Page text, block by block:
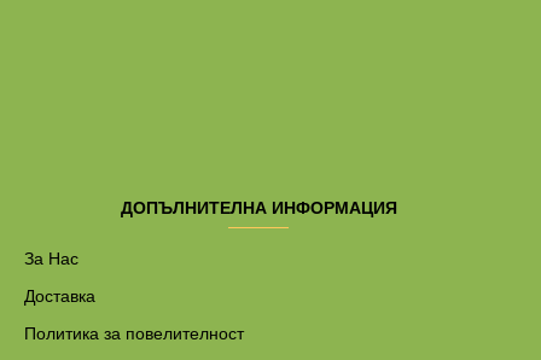
ДОПЪЛНИТЕЛНА ИНФОРМАЦИЯ
За Нас
Доставка
Политика за повелителност